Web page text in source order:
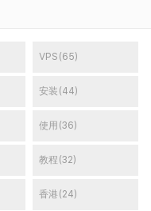
VPS(65)
安装(44)
使用(36)
教程(32)
香港(24)